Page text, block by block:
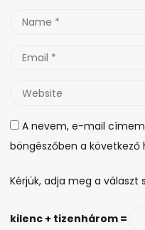
Name
Email
Website
A nevem, e-mail
böngészőben a következő
Kérjük, adja meg a választ
kilenc + tizenhárom =